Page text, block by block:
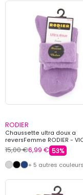
RODIER
Chaussette ultra doux a
reversFemme RODIER -
15,00 €6,99 € 53%
+ 5 autres couleurs